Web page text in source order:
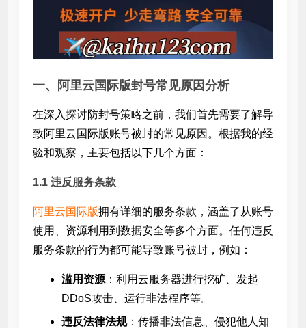
一、阿里云国际版封号常见原因分析
在深入探讨防封号策略之前，我们首先需要了解导
致阿里云国际版账号被封的常见原因。根据我的经
验和观察，主要包括以下几个方面：
1.1 违反服务条款
阿里云国际版拥有详细的服务条款，涵盖了从账号
使用、资源利用到数据安全等多个方面。任何违反
服务条款的行为都可能导致账号被封，例如：
滥用资源 ：利用云服务器进行挖矿、发起
DDoS攻击、运行非法程序等。
违反法律法规：传播非法信息、侵犯他人知